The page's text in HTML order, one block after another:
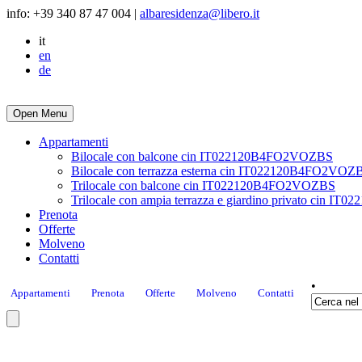
info: +39 340 87 47 004 | albaresidenza@libero.it
it
en
de
Open Menu
Appartamenti
Bilocale con balcone cin IT022120B4FO2VOZBS
Bilocale con terrazza esterna cin
Trilocale con balcone cin IT022120B4FO2VOZBS
Trilocale con ampia terrazza e giardino privato cin
Prenota
Offerte
Molveno
Contatti
Appartamenti Prenota Offerte Molveno Contatti
•